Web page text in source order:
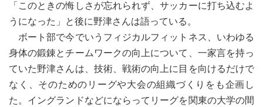
「このときの悔しさが忘れられず、サッカーに打ち込むよ
うになった」と後に野津さんは語っている。
ボート部で今でいうフィジカルフィットネス、いわゆる
身体の鍛錬とチームワークの向上について、一家言を持っ
ていた野津さんは、技術、戦術の向上に目を向けるだけで
なく、そのためのリーグや大会の組織づくりをも企画し
た。イングランドなどにならってリーグを関東の大学の間